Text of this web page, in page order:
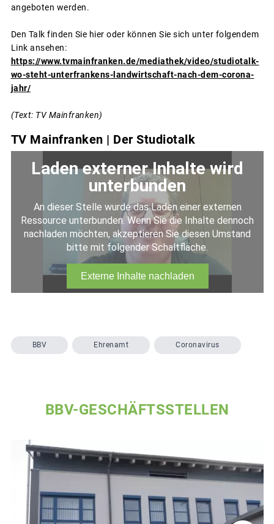
angeboten werden.
Den Talk finden Sie hier oder können Sie sich unter folgendem
Link ansehen:
https://www.tvmainfranken.de/mediathek/video/studiotalk-
wo-steht-unterfrankens-landwirtschaft-nach-dem-corona-
jahr/
(Text: TV Mainfranken)
TV Mainfranken | Der Studiotalk
BBV Ehrenamt Coronavirus
BBV-GESCHÄFTSSTELLEN